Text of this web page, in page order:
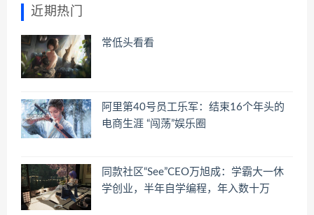
近期热门
常低头看看
阿里第40号员工乐军：结束16个年头的
电商生涯 “闯荡”娱乐圈
同款社区“See”CEO万旭成：学霸大一休
学创业，半年自学编程，年入数十万